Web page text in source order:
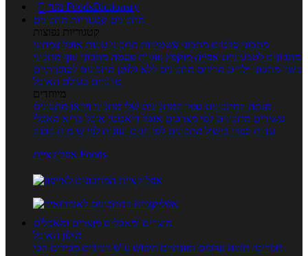

מנוי FoodsDictionary
מתכונים קטגוריות מתכונים
קטגוריות נפוצות
מתכוני סלטים מתכוני פשטידות מתכוני עוגות אוכל צמחוני
מתכונים לטבעוניים אפייה מוקפץ עוגיות פסטה מתכוני עוף מתכוני
בשר מתכוני ילדים מרקים מתכונים ללא גלוטן מתכונים לסוכרתיים
טרנדים בעולם האוכל
מיוחדים
מנתח המתכונים ספר המתכונים שלי מתכוני וידאו מתכונים
עשירים מתכונים לפי מצרכים אוכל דיאטטי אוכל בריא מאכלי
עדות ספרי בישול מתכונים לפי חגים ועונות לפי שיטות הכנה
אפליקציית Foods
מוצרים ומאכלים מוצרים ומאכלים
מילון האוכל
תפריטי תזונה ערכים תזונתיים חיפוש ע"פ רכיבים מכילים הכי